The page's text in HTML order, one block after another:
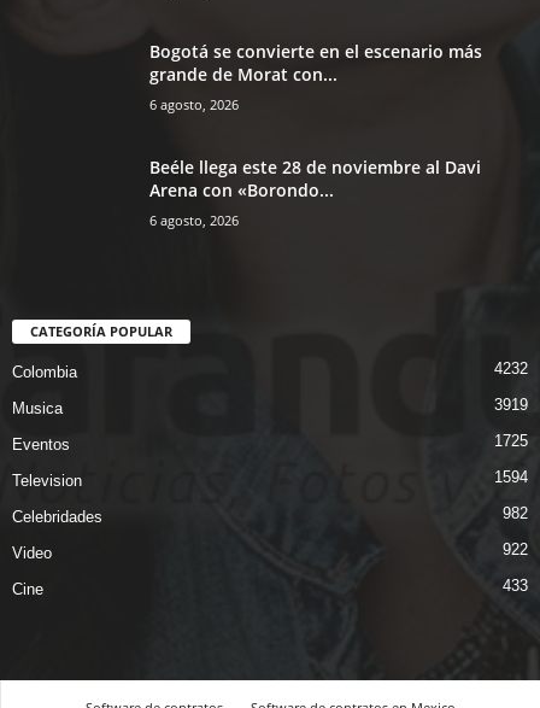
Bogotá se convierte en el escenario más
grande de Morat con...
6 agosto, 2026
Beéle llega este 28 de noviembre al Davi
Arena con «Borondo...
6 agosto, 2026
CATEGORÍA POPULAR
Colombia 4232
Musica 3919
Eventos 1725
Television 1594
Celebridades 982
Video 922
Cine 433